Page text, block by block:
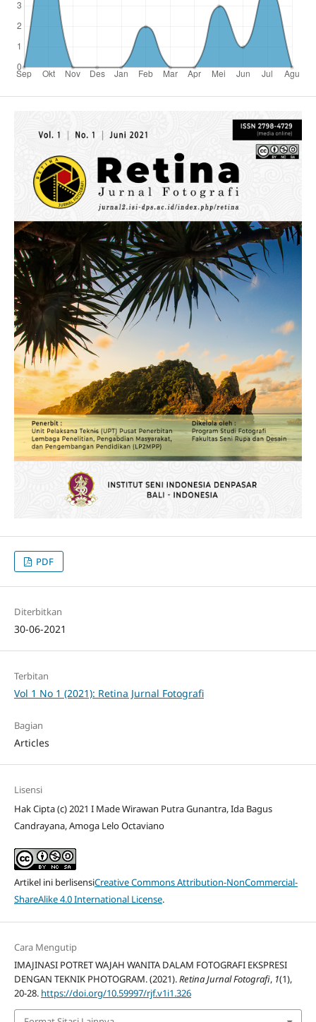
PDF
Diterbitkan
30-06-2021
Terbitan
Vol 1 No 1 (2021): Retina Jurnal Fotografi
Bagian
Articles
Lisensi
Hak Cipta (c) 2021 I Made Wirawan Putra Gunantra, Ida Bagus
Candrayana, Amoga Lelo Octaviano
Artikel ini berlisensiCreative Commons Attribution-NonCommercial-
ShareAlike 4.0 International License.
Cara Mengutip
IMAJINASI POTRET WAJAH WANITA DALAM FOTOGRAFI EKSPRESI
DENGAN TEKNIK PHOTOGRAM. (2021).Retina Jurnal Fotografi, 1(1),
20-28. https://doi.org/10.59997/rjf.v1i1.326